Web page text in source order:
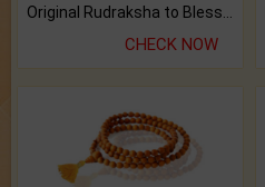
CHECK NOW